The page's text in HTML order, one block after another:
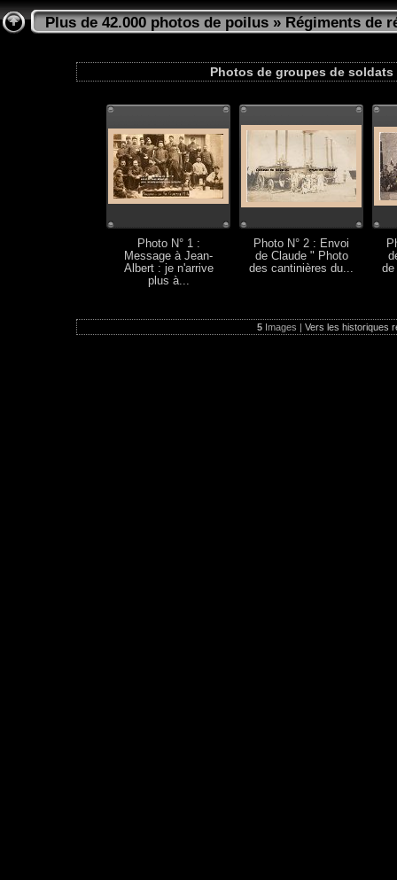
Plus de 42.000 photos de poilus»Régiments de
Photos de groupes de soldats
Photo N° 1 :
Message à Jean-
Albert : je n'arrive
plus à...
Photo N° 2 : Envoi
de Claude " Photo
des cantinières du...
de
5Images | Vers les historiques